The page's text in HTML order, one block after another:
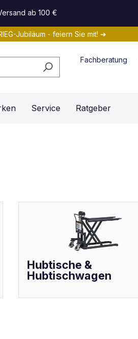
ab 100 €
Jubiläum - feiern Sie mit! ➔
Fachberatung
Service Ratgeber
Hubtische &
Hubtischwagen